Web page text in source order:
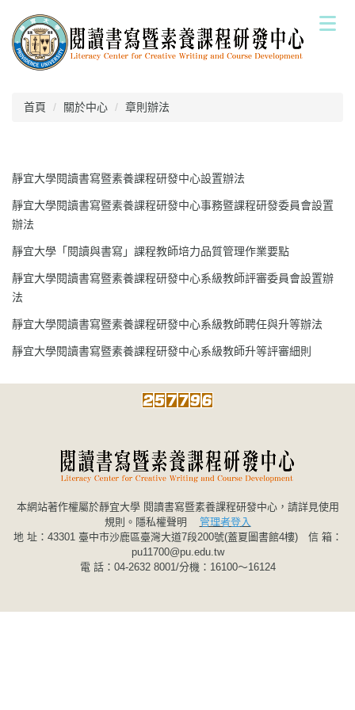
到
主
要
首頁 關於中心 章則辦法
靜宜大學閱讀書寫暨素養課程研發中心設置辦法
靜宜大學閱讀書寫暨素養課程研發中心事務暨課程研發委員會設置
辦法
靜宜大學「閱讀與書寫」課程教師培力品質管理作業要點
靜宜大學閱讀書寫暨素養課程研發中心系級教師評審委員會設置辦
法
靜宜大學閱讀書寫暨素養課程研發中心系級教師聘任與升等辦法
靜宜大學閱讀書寫暨素養課程研發中心系級教師升等評審細則
本網站著作權屬於靜宜大學 閱讀書寫暨素養課程研發中心，請詳見使用
規則。 隱私權聲明
管理者登入
地 址：43301 臺中市沙鹿區臺灣大道7段200號(蓋夏圖書館4樓) 信 箱：
pu11700@pu.edu.tw
電 話：04-2632 8001/分機：16100～16124